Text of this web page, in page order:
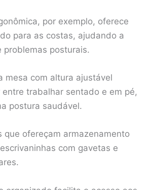
por exemplo, oferece
para as costas, ajudando a
problemas posturais.
mesa com altura ajustável
trabalhar sentado e em pé,
postura saudável.
que ofereçam armazenamento
com gavetas e